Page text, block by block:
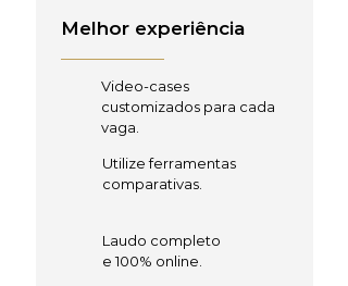
Melhor experiência
Video-cases
customizados para cada
vaga.
Utilize ferramentas
comparativas.
Laudo completo
e 100% online.